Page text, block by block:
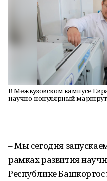
В Межвузовском кампусе
научно-популярный маршрут
– Мы сегодня
рамках развития
Республике